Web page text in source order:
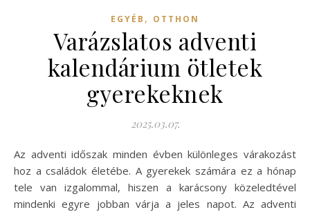
EGYÉB , OTTHON
Varázslatos adventi
kalendárium ötletek
gyerekeknek
2025.03.07.
Az adventi időszak minden évben különleges várakozást
hoz a családok életébe. A gyerekek számára ez a hónap
tele van izgalommal, hiszen a karácsony közeledtével
mindenki egyre jobban várja a jeles napot. Az adventi